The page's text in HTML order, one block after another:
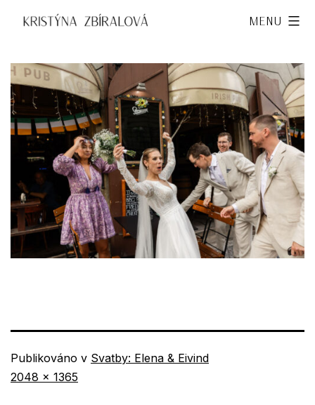
obsahu
Kristýna
Menu
Publikováno v Svatby: Elena & Eivind
Původní
2048 × 1365